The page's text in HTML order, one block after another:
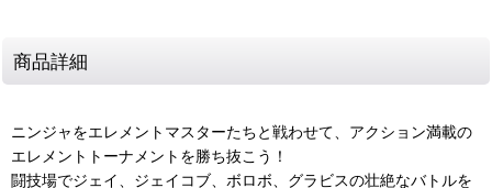
商品詳細
ニンジャをエレメントマスターたちと戦わせて、アクション満載の
エレメントトーナメントを勝ち抜こう！
闘技場でジェイ、ジェイコブ、ボロボ、グラビスの壮絶なバトルを